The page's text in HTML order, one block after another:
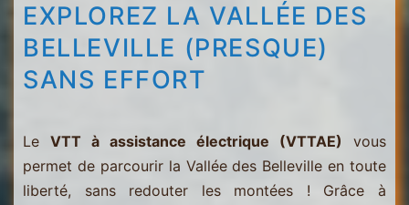
EXPLOREZ LA VALLÉE DES
BELLEVILLE (PRESQUE)
SANS EFFORT
Le VTT à assistance électrique (VTTAE) vous
permet de parcourir la Vallée des Belleville en toute
liberté, sans redouter les montées ! Grâce à